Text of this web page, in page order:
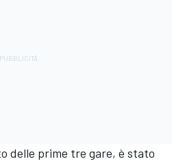
delle prime tre gare, è stato